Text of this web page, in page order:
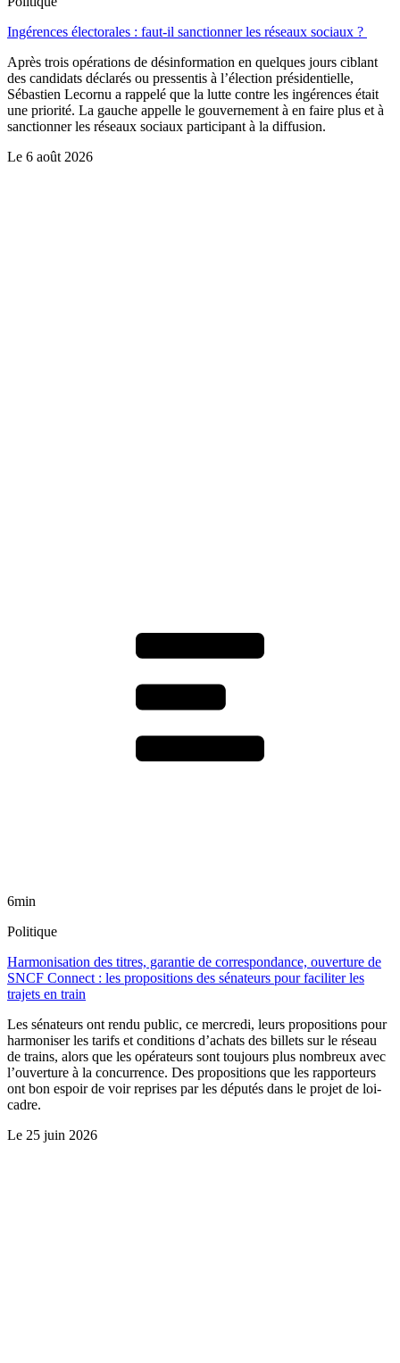
Ingérences électorales : faut-il sanctionner les réseaux sociaux ?
Après trois opérations de désinformation en quelques jours ciblant
des candidats déclarés ou pressentis à l’élection présidentielle,
Sébastien Lecornu a rappelé que la lutte contre les ingérences était
une priorité. La gauche appelle le gouvernement à en faire plus et à
sanctionner les réseaux sociaux participant à la diffusion.
Le 6 août 2026
6min
Politique
Harmonisation des titres, garantie de correspondance, ouverture de
SNCF Connect : les propositions des sénateurs pour faciliter les
trajets en train
Les sénateurs ont rendu public, ce mercredi, leurs propositions pour
harmoniser les tarifs et conditions d’achats des billets sur le réseau
de trains, alors que les opérateurs sont toujours plus nombreux avec
l’ouverture à la concurrence. Des propositions que les rapporteurs
ont bon espoir de voir reprises par les députés dans le projet de loi-
cadre.
Le 25 juin 2026